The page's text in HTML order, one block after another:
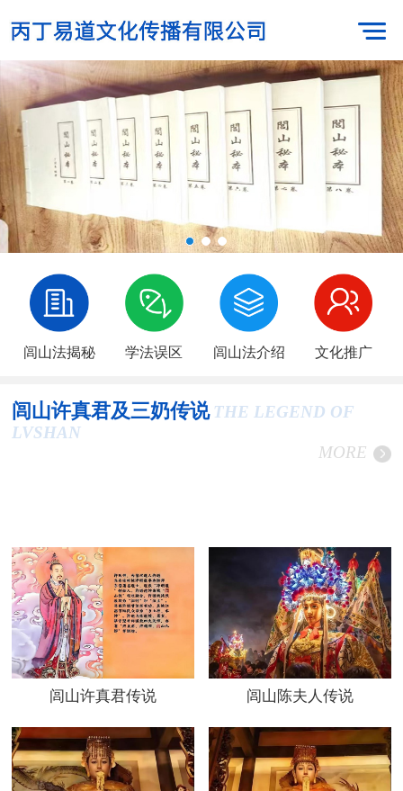
闾山法揭秘 学法误区 闾山法介绍 文化推广
闾山许真君及三奶传说 THE LEGEND OF
LVSHAN
MORE
闾山许真君传说 闾山陈夫人传说